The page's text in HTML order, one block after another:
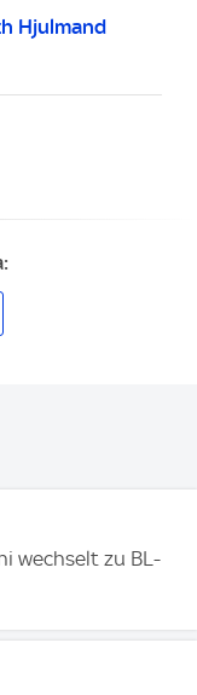
Hjulmand
wechselt zu BL-